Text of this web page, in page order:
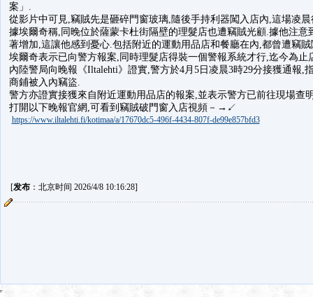
案」.
從影片中可見,竊賊先是砸碎門窗玻璃,隨後手持利器闖入店內,這場凌
據埃爾奇稱,同晚位於薩蒙卡杜街隔壁的理髮店也遭竊賊光顧.據他注
著增加,這讓他感到憂心.包括附近的運動用品店和餐廳在內,都曾遭竊賊
埃爾奇表示已向警方報案,同時理髮店得裝一個警報系統才行,迄今為止
內陸警局向晚報《Iltalehti》證實,警方於4月5日凌晨3時29分接獲通報,
商鋪被入內竊盜.
警方亦證實接獲來自附近運動用品店的報案,並表示警方已前往現場查
打開以下晚報官網,可看到竊賊破門窗入店視頻－→↙
https://www.iltalehti.fi/kotimaa/a/17670dc5-496f-4434-807f-de99e857bfd3
[发布：北京时间 2026/4/8 10:16:28]